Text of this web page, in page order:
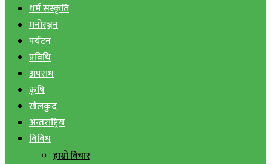
धर्म संस्कृति
मनोरञ्जन
पर्यटन
प्रविधि
अपराध
कृषि
खेलकुद
अन्तराष्ट्रिय
विविध
हाम्रो विचार